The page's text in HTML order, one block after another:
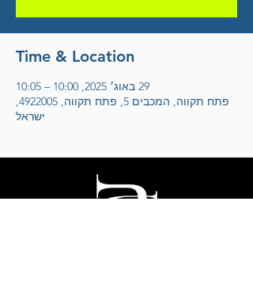
Time & Location
29 באוג׳ 2025, 10:00 – 10:05
פתח תקווה, המכבים 5, פתח תקווה, 4922005,
ישראל